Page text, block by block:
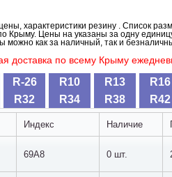
характеристики резину . Список
Крыму. Цены на указаны за одну
можно как за наличный, так и
доставка по всему Крыму
R-26 R10 R13 R16
R32 R34 R38 R42
Индекс Наличие
69A8 0 шт.